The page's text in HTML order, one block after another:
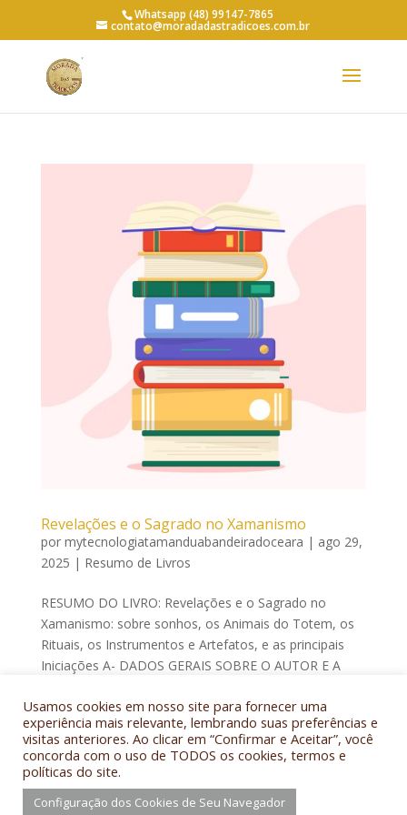
Whatsapp (48) 99147-7865
contato@moradadastradicoes.com.br
Revelações e o Sagrado no Xamanismo
por mytecnologiatamanduabandeiradoceara | ago 29,
2025 | Resumo de Livros
RESUMO DO LIVRO: Revelações e o Sagrado no
Xamanismo: sobre sonhos, os Animais do Totem, os
Rituais, os Instrumentos e Artefatos, e as principais
Iniciações A- DADOS GERAIS SOBRE O AUTOR E A
Xamanismo: sobre sonhos, os...
© MORADA DAS TRADIÇÕES - 2017-2024. Todos os
Usamos cookies em nosso site para fornecer uma
experiência mais relevante, lembrando suas preferências e
visitas anteriores. Ao clicar em “Confirmar e Aceitar”, você
concorda com o uso de TODOS os cookies, termos e
políticas do site.
Configuração dos Cookies de Seu Navegador